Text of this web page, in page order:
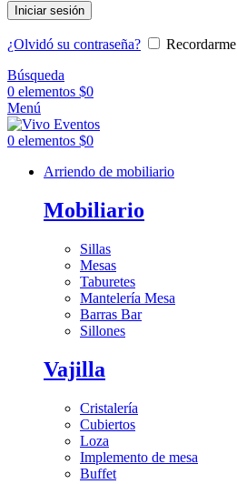
Iniciar sesión
¿Olvidó su contraseña?
Recordarme
Búsqueda
0 elementos $0
Menú
0 elementos $0
Arriendo de mobiliario
Mobiliario
Sillas
Mesas
Taburetes
Mantelería Mesa
Barras Bar
Sillones
Vajilla
Cristalería
Cubiertos
Loza
Implemento de mesa
Buffet